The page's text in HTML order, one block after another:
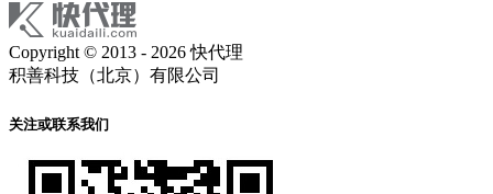
Copyright © 2013 - 2026 快代理
积善科技（北京）有限公司
关注或联系我们